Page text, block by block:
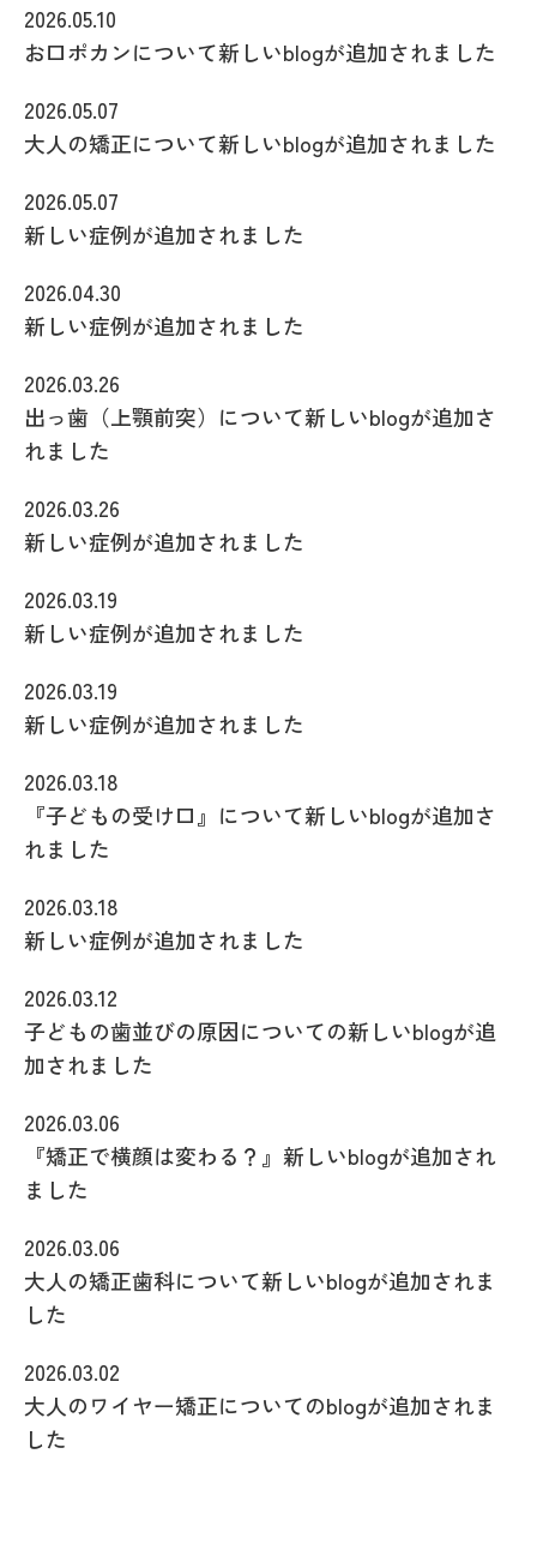
2026.05.10
お口ポカンについて新しいblogが追加されました
2026.05.07
大人の矯正について新しいblogが追加されました
2026.05.07
新しい症例が追加されました
2026.04.30
新しい症例が追加されました
2026.03.26
出っ歯（上顎前突）について新しいblogが追加さ
れました
2026.03.26
新しい症例が追加されました
2026.03.19
新しい症例が追加されました
2026.03.19
新しい症例が追加されました
2026.03.18
『子どもの受け口』について新しいblogが追加さ
れました
2026.03.18
新しい症例が追加されました
2026.03.12
子どもの歯並びの原因についての新しいblogが追
加されました
2026.03.06
『矯正で横顔は変わる？』新しいblogが追加され
ました
2026.03.06
大人の矯正歯科について新しいblogが追加されま
した
2026.03.02
大人のワイヤー矯正についてのblogが追加されま
した